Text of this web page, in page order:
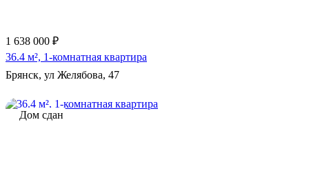
1 638 000 ₽
36.4 м², 1-комнатная квартира
Брянск, ул Желябова, 47
Дом сдан